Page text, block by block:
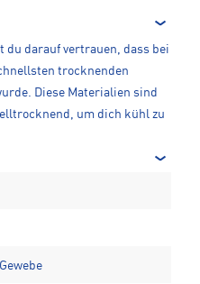
du darauf vertrauen, dass bei
trocknenden
Diese Materialien sind
um dich kühl zu